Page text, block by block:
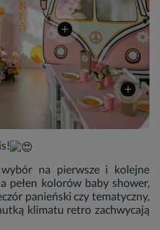
na pierwsze i kolejne
pełen kolorów baby shower,
panieński czy tematyczny,
klimatu retro zachwycają